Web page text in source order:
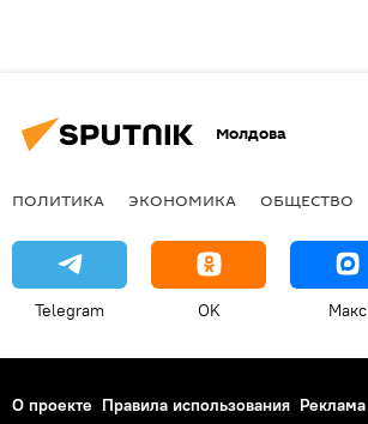
Молдова
ПОЛИТИКА ЭКОНОМИКА ОБЩЕСТВО
Telegram OK Макс
О проекте Правила использования Реклама